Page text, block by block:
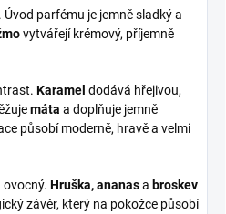
parfému je jemně sladký a
vytvářejí krémový, příjemně
Karamel dodává hřejivou,
máta a doplňuje jemně
působí moderně, hravě a velmi
Hruška, ananasa broskev
závěr, který na pokožce působí